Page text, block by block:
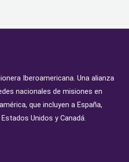
Iberoamericana. Una alianza
nacionales de misiones en
que incluyen a España,
Unidos y Canadá.